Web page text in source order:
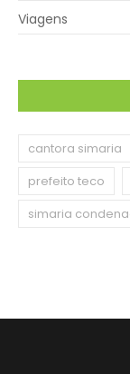
Viagens
cantora simaria
prefeito teco
simaria